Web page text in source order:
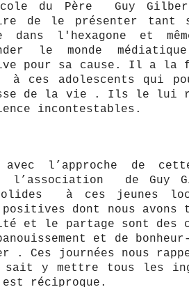
du Père Guy
de le présenter
dans l'hexagone et
le monde
pour sa cause. Il a la
à ces adolescents qui
de la vie . Ils le lui
incontestables.
l’approche de
l’association de Guy
à ces jeunes
dont nous avons
et le partage sont des
et de
. Ces journées nous
y mettre tous les
est réciproque.